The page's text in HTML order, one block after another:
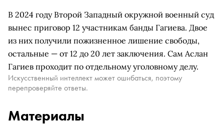
В 2024 году Второй Западный окружной военный суд
вынес приговор 12 участникам банды Гагиева. Двое
из них получили пожизненное лишение свободы,
остальные — от 12 до 20 лет заключения. Сам Аслан
Гагиев проходит по отдельному уголовному делу.
Искусственный интеллект может ошибаться, поэтому
перепроверяйте ответы.
Материалы